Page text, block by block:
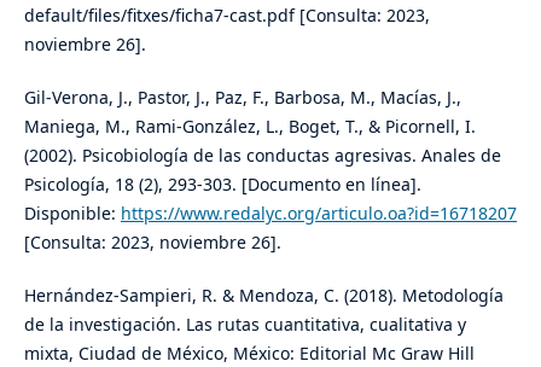
default/files/fitxes/ficha7-cast.pdf [Consulta: 2023,
noviembre 26].
Gil-Verona, J., Pastor, J., Paz, F., Barbosa, M., Macías, J.,
Maniega, M., Rami-González, L., Boget, T., & Picornell, I.
(2002). Psicobiología de las conductas agresivas. Anales de
Psicología, 18 (2), 293-303. [Documento en línea].
Disponible: https://www.redalyc.org/articulo.oa?id=16718207
[Consulta: 2023, noviembre 26].
Hernández-Sampieri, R. & Mendoza, C. (2018). Metodología
de la investigación. Las rutas cuantitativa, cualitativa y
mixta, Ciudad de México, México: Editorial Mc Graw Hill